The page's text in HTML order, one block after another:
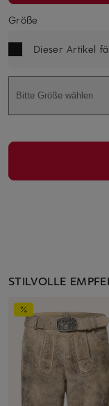
Größe
Dieser Artikel
Bitte Größe wählen
STILVOLLE